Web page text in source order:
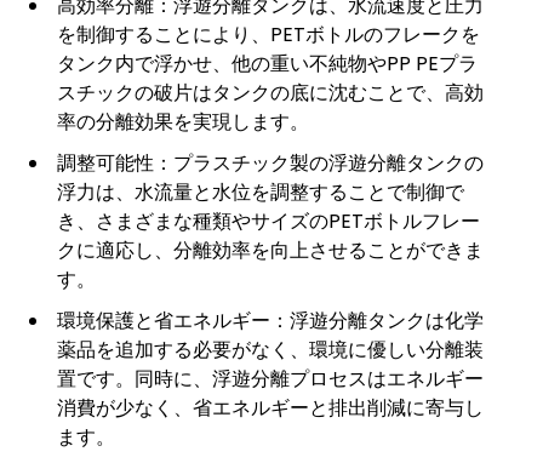
高効率分離：浮遊分離タンクは、水流速度と圧力
を制御することにより、PETボトルのフレークを
タンク内で浮かせ、他の重い不純物やPP PEプラ
スチックの破片はタンクの底に沈むことで、高効
率の分離効果を実現します。
調整可能性：プラスチック製の浮遊分離タンクの
浮力は、水流量と水位を調整することで制御で
き、さまざまな種類やサイズのPETボトルフレー
クに適応し、分離効率を向上させることができま
す。
環境保護と省エネルギー：浮遊分離タンクは化学
薬品を追加する必要がなく、環境に優しい分離装
置です。同時に、浮遊分離プロセスはエネルギー
消費が少なく、省エネルギーと排出削減に寄与し
ます。